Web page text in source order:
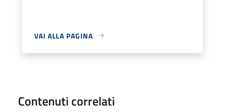
VAI ALLA PAGINA
Contenuti correlati